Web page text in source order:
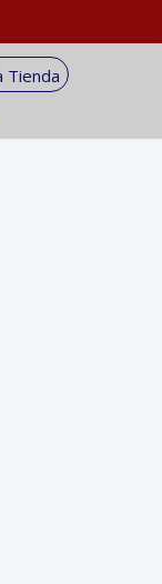
Tienda